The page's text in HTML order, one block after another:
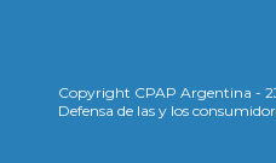
Copyright CPAP Argentina -
Defensa de las y los